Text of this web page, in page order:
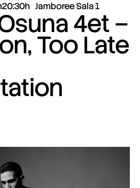
20:30h Jamboree Sala 1
4et –
Too Late